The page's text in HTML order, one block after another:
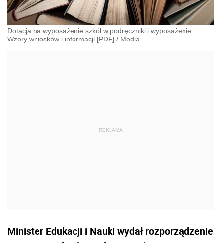
Dotacja na wyposażenie szkół w podręczniki i wyposażenie.
Wzory wniosków i informacji [PDF] / Media
Minister Edukacji i Nauki wydał rozporządzenie